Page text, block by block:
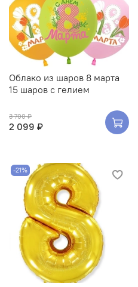
Облако из шаров 8 марта
15 шаров с гелием
3 700 ₽
2 099 ₽
-21%